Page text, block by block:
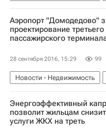
Андрей Чибис
Городская среда
Россия
Аэропорт "Домодедово"
проектирование третьего
пассажирского
28 сентября 2016, 15:29 99
Новости - Недвижимость
Домодедово
Россия
Энергоэффективный
позволит жильцам
услуги ЖКХ на треть